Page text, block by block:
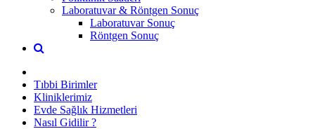
Laboratuvar & Röntgen Sonuç
Laboratuvar Sonuç
Röntgen Sonuç
Tıbbi Birimler
Kliniklerimiz
Evde Sağlık Hizmetleri
Nasıl Gidilir ?